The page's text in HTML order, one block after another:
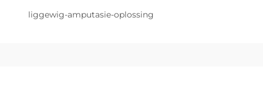
liggewig-amputasie-oplossing